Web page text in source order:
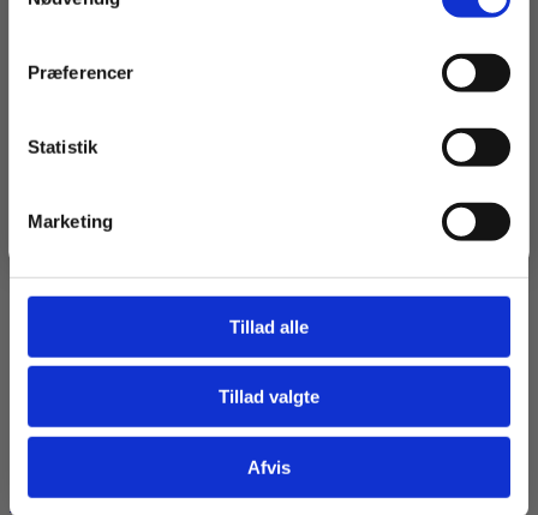
Præferencer
Statistik
Marketing
Tillad alle
Tillad valgte
Afvis
Uyuni Lighting